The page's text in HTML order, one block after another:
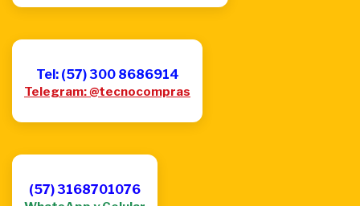
Tel: (57) 300 8686914
Telegram: @tecnocompras
(57) 3168701076